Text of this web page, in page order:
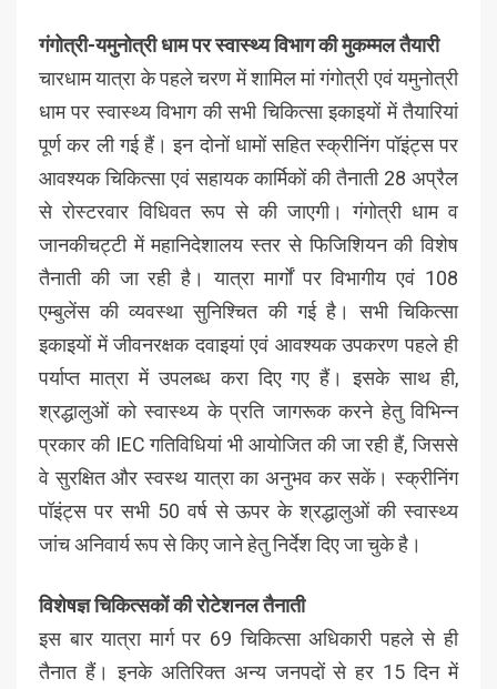
गंगोत्री-यमुनोत्री धाम पर स्वास्थ्य विभाग की मुकम्मल तैयारी
चारधाम यात्रा के पहले चरण में शामिल मां गंगोत्री एवं यमुनोत्री
धाम पर स्वास्थ्य विभाग की सभी चिकित्सा इकाइयों में तैयारियां
पूर्ण कर ली गई हैं। इन दोनों धामों सहित स्क्रीनिंग पॉइंट्स पर
आवश्यक चिकित्सा एवं सहायक कार्मिकों की तैनाती 28 अप्रैल
से रोस्टरवार विधिवत रूप से की जाएगी। गंगोत्री धाम व
जानकीचट्टी में महानिदेशालय स्तर से फिजिशियन की विशेष
तैनाती की जा रही है। यात्रा मार्गों पर विभागीय एवं 108
एम्बुलेंस की व्यवस्था सुनिश्चित की गई है। सभी चिकित्सा
इकाइयों में जीवनरक्षक दवाइयां एवं आवश्यक उपकरण पहले ही
पर्याप्त मात्रा में उपलब्ध करा दिए गए हैं। इसके साथ ही,
श्रद्धालुओं को स्वास्थ्य के प्रति जागरूक करने हेतु विभिन्न
प्रकार की IEC गतिविधियां भी आयोजित की जा रही हैं, जिससे
वे सुरक्षित और स्वस्थ यात्रा का अनुभव कर सकें। स्क्रीनिंग
पॉइंट्स पर सभी 50 वर्ष से ऊपर के श्रद्धालुओं की स्वास्थ्य
जांच अनिवार्य रूप से किए जाने हेतु निर्देश दिए जा चुके है।
विशेषज्ञ चिकित्सकों की रोटेशनल तैनाती
इस बार यात्रा मार्ग पर 69 चिकित्सा अधिकारी पहले से ही
तैनात हैं। इनके अतिरिक्त अन्य जनपदों से हर 15 दिन में